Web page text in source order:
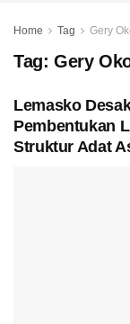
Home Tag Gery
Tag: Gery
Lemasko
Pembentukan
Struktur Adat